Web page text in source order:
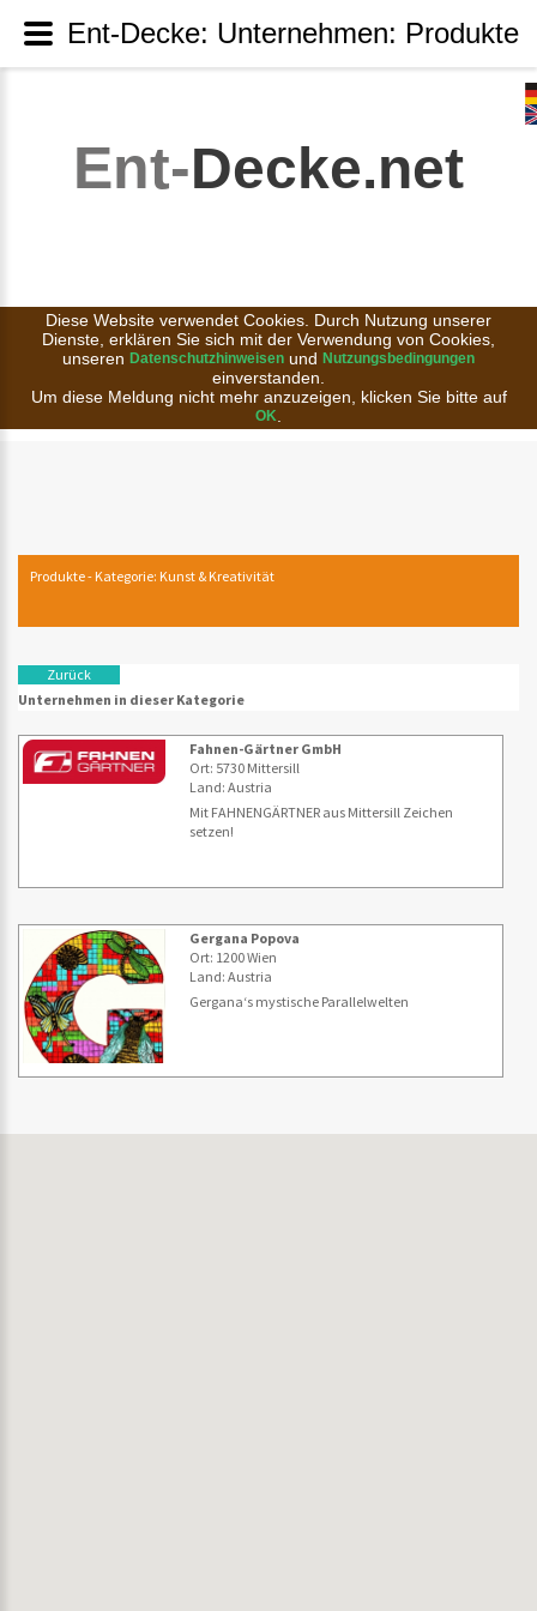
Ent-Decke.net
Diese Website verwendet Cookies. Durch Nutzung unserer
Dienste, erklären Sie sich mit der Verwendung von Cookies,
unseren Datenschutzhinweisen und Nutzungsbedingungen
einverstanden.
Um diese Meldung nicht mehr anzuzeigen, klicken Sie bitte auf
OK
Produkte - Kategorie: Kunst & Kreativität
Zurück
Unternehmen in dieser Kategorie
Fahnen-Gärtner GmbH
Ort: 5730 Mittersill
Land: Austria
Mit FAHNENGÄRTNER aus Mittersill Zeichen
setzen!
Gergana Popova
Ort: 1200 Wien
Land: Austria
Gergana‘s mystische Parallelwelten
Ent-Decke: Unternehmen: Produkte